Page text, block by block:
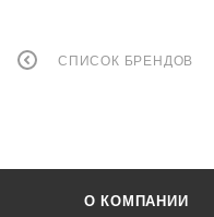
СПИСОК БРЕНДОВ
О КОМПАНИИ